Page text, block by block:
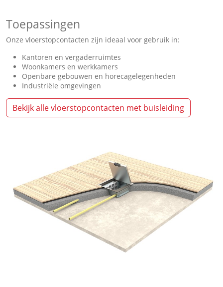
Toepassingen
Onze vloerstopcontacten zijn ideaal voor gebruik in:
Kantoren en vergaderruimtes
Woonkamers en werkkamers
Openbare gebouwen en horecagelegenheden
Industriële omgevingen
Bekijk alle vloerstopcontacten met buisleiding